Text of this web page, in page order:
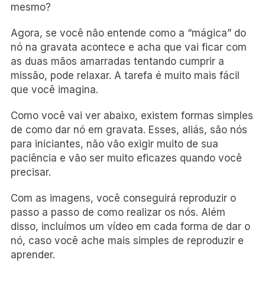
mesmo?
Agora, se você não entende como a “mágica” do
nó na gravata acontece e acha que vai ficar com
as duas mãos amarradas tentando cumprir a
missão, pode relaxar. A tarefa é muito mais fácil
que você imagina.
Como você vai ver abaixo, existem formas simples
de como dar nó em gravata. Esses, aliás, são nós
para iniciantes, não vão exigir muito de sua
paciência e vão ser muito eficazes quando você
precisar.
Com as imagens, você conseguirá reproduzir o
passo a passo de como realizar os nós. Além
disso, incluímos um vídeo em cada forma de dar o
nó, caso você ache mais simples de reproduzir e
aprender.